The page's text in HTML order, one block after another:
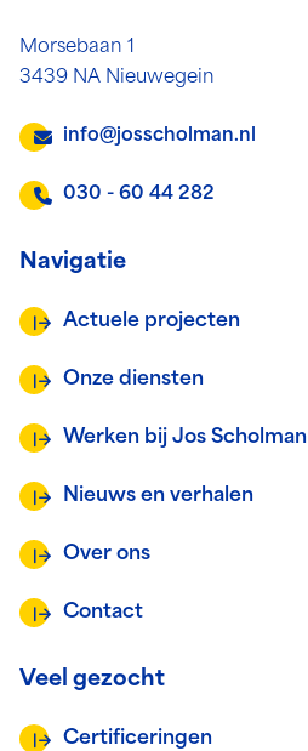
Morsebaan 1
3439 NA Nieuwegein
info@josscholman.nl
030 - 60 44 282
Navigatie
Actuele projecten
Onze diensten
Werken bij Jos Scholman
Nieuws en verhalen
Over ons
Contact
Veel gezocht
Certificeringen